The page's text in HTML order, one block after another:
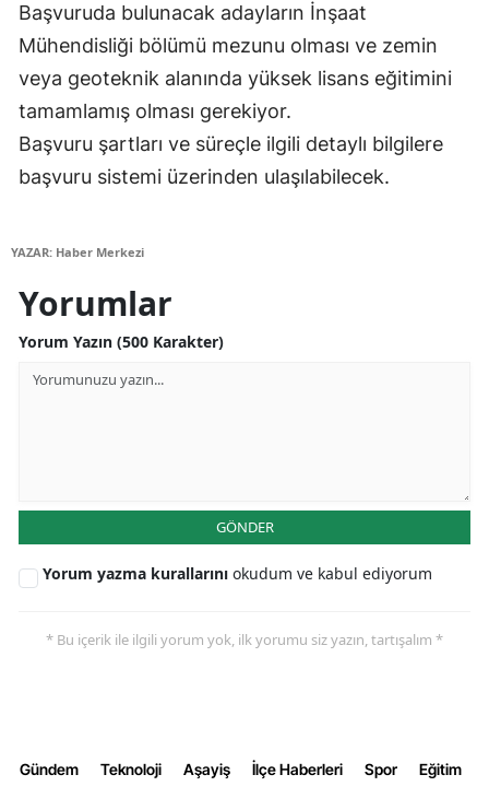
Kastamonu
Kayseri
Kırşehir
Muş
Niğde
Başvuruda bulunacak adayların İnşaat
Mühendisliği bölümü mezunu olması ve zemin
veya geoteknik alanında yüksek lisans eğitimini
tamamlamış olması gerekiyor.
Başvuru şartları ve süreçle ilgili detaylı bilgilere
başvuru sistemi üzerinden ulaşılabilecek.
YAZAR: Haber Merkezi
Yorumlar
Yorum Yazın (500 Karakter)
GÖNDER
Yorum yazma kurallarını okudum ve kabul ediyorum
* Bu içerik ile ilgili yorum yok, ilk yorumu siz yazın, tartışalım *
Gündem Teknoloji Aşayiş İlçe Haberleri Spor Eğitim